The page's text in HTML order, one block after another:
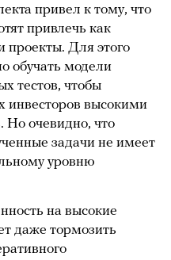
привел к тому, что
привлечь как
проекты. Для этого
обучать модели
тестов, чтобы
инвесторов высокими
Но очевидно, что
задачи не имеет
уровню
на высокие
даже тормозить